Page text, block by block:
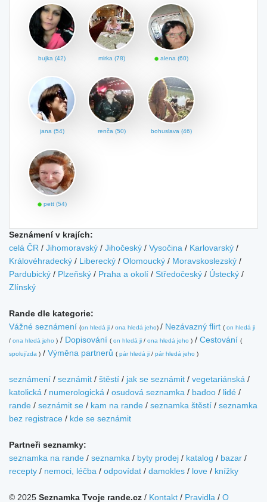
bujka (42) mirka (78) alena (60)
jana (54) renča (50) bohuslava (46)
pett (54)
Seznámení v krajích:
celá ČR / Jihomoravský / Jihočeský / Vysočina / Karlovarský /
Královéhradecký / Liberecký / Olomoucký / Moravskoslezský /
Pardubický / Plzeňský / Praha a okolí / Středočeský / Ústecký /
Zlínský
Rande dle kategorie:
Vážné seznámení (on hledá ji / ona hledá jeho) / Nezávazný flirt ( on hledá ji
/ ona hledá jeho ) / Dopisování ( on hledá ji / ona hledá jeho ) / Cestování (
spolujízda ) / Výměna partnerů ( pár hledá ji / pár hledá jeho )
seznámení / seznámit / štěstí / jak se seznámit / vegetariánská /
katolická / numerologická / osudová seznamka / badoo / lidé /
rande / seznámit se / kam na rande / seznamka štěstí / seznamka
bez registrace / kde se seznámit
Partneři seznamky:
seznamka na rande / seznamka / byty prodej / katalog / bazar /
recepty / nemoci, léčba / odpovídat / damokles / love / knížky
© 2025 Seznamka Tvoje rande.cz / Kontakt / Pravidla / O